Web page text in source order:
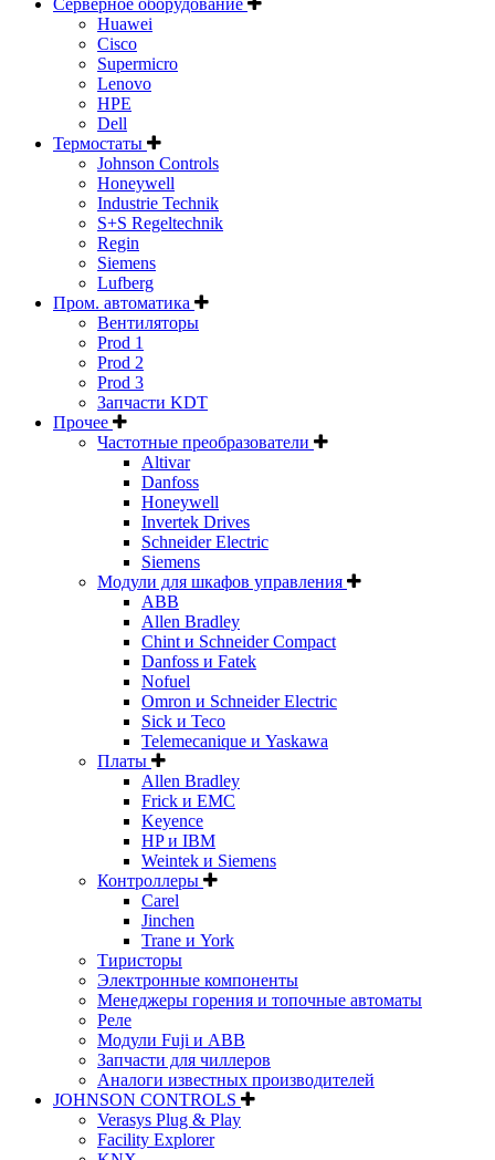
Huawei
Cisco
Supermicro
Lenovo
HPE
Dell
Термостаты
Johnson Controls
Honeywell
Industrie Technik
S+S Regeltechnik
Regin
Siemens
Lufberg
Пром. автоматика
Вентиляторы
Prod 1
Prod 2
Prod 3
Запчасти KDT
Прочее
Частотные преобразователи
Altivar
Danfoss
Honeywell
Invertek Drives
Schneider Electric
Siemens
Модули для шкафов управления
ABB
Allen Bradley
Chint и Schneider Compact
Danfoss и Fatek
Nofuel
Omron и Schneider Electric
Sick и Teco
Telemecanique и Yaskawa
Платы
Allen Bradley
Frick и EMC
Keyence
HP и IBM
Weintek и Siemens
Контроллеры
Carel
Jinchen
Trane и York
Тиристоры
Электронные компоненты
Менеджеры горения и топочные автоматы
Реле
Модули Fuji и ABB
Запчасти для чиллеров
Аналоги известных производителей
JOHNSON CONTROLS
Verasys Plug & Play
Facility Explorer